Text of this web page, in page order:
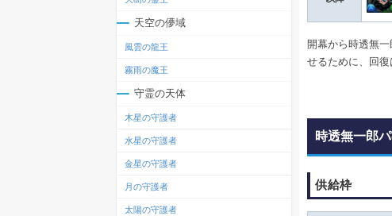
開幕から時透無
せるために、回復
時透無一郎
供給枠
天空の儚域
風雲の龍王
霧雨の魔王
守霊の天体
木星の守護者
水星の守護者
金星の守護者
月の守護者
太陽の守護者